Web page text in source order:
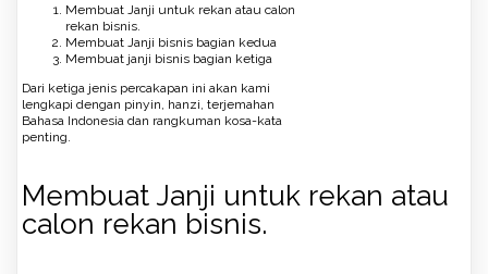
Membuat Janji untuk rekan atau calon
rekan bisnis.
Membuat Janji bisnis bagian kedua
Membuat janji bisnis bagian ketiga
Dari ketiga jenis percakapan ini akan kami
lengkapi dengan pinyin, hanzi, terjemahan
Bahasa Indonesia dan rangkuman kosa-kata
penting.
Membuat Janji untuk rekan atau
calon rekan bisnis.